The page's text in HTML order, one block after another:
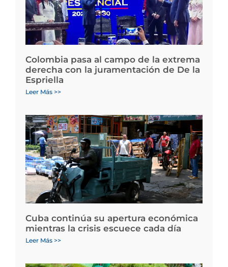
Colombia pasa al campo de la extrema
derecha con la juramentación de De la
Espriella
Leer Más >>
Cuba continúa su apertura económica
mientras la crisis escuece cada día
Leer Más >>